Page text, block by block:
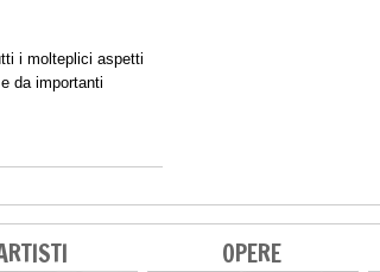
i molteplici aspetti
da importanti
OPERE